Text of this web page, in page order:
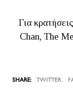
Για
Chan, The
TWITTER